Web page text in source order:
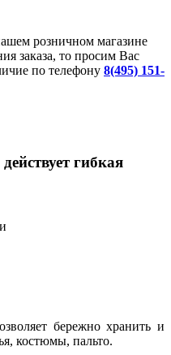
розничном магазине
заказа, то просим Вас
по телефону 8(495) 151-
гибкая
бережно хранить и
костюмы, пальто.